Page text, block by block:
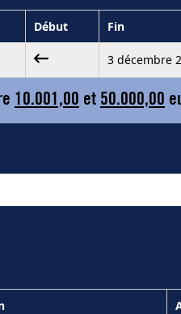
Début Fin
3 décembre
10.001,00 et 50.000,00